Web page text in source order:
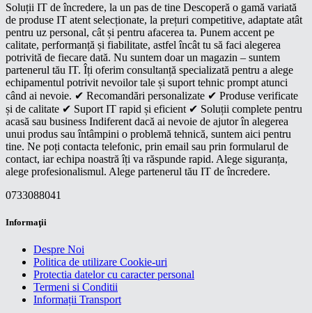
Soluții IT de încredere, la un pas de tine Descoperă o gamă variată
de produse IT atent selecționate, la prețuri competitive, adaptate atât
pentru uz personal, cât și pentru afacerea ta. Punem accent pe
calitate, performanță și fiabilitate, astfel încât tu să faci alegerea
potrivită de fiecare dată. Nu suntem doar un magazin – suntem
partenerul tău IT. Îți oferim consultanță specializată pentru a alege
echipamentul potrivit nevoilor tale și suport tehnic prompt atunci
când ai nevoie. ✔ Recomandări personalizate ✔ Produse verificate
și de calitate ✔ Suport IT rapid și eficient ✔ Soluții complete pentru
acasă sau business Indiferent dacă ai nevoie de ajutor în alegerea
unui produs sau întâmpini o problemă tehnică, suntem aici pentru
tine. Ne poți contacta telefonic, prin email sau prin formularul de
contact, iar echipa noastră îți va răspunde rapid. Alege siguranța,
alege profesionalismul. Alege partenerul tău IT de încredere.
0733088041
Informaţii
Despre Noi
Politica de utilizare Cookie-uri
Protectia datelor cu caracter personal
Termeni si Conditii
Informații Transport